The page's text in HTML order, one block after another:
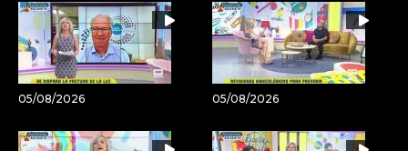
05/08/2026 05/08/2026